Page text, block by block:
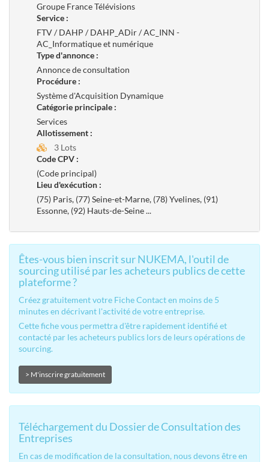
Groupe France Télévisions
Service :
FTV / DAHP / DAHP_ADir / AC_INN -
AC_Informatique et numérique
Type d'annonce :
Annonce de consultation
Procédure :
Système d'Acquisition Dynamique
Catégorie principale :
Services
Allotissement :
3 Lots
Code CPV :
(Code principal)
Lieu d'exécution :
(75) Paris, (77) Seine-et-Marne, (78) Yvelines, (91)
Essonne, (92) Hauts-de-Seine...
Êtes-vous bien inscrit sur NUKEMA, l'outil de
sourcing utilisé par les acheteurs publics de cette
plateforme ?
Créez gratuitement votre Fiche Contact en moins de 5
minutes en décrivant l'activité de votre entreprise.
Cette fiche vous permettra d'être rapidement identifié et
contacté par les acheteurs publics lors de leurs opérations de
sourcing.
> M'inscrire gratuitement
Téléchargement du Dossier de Consultation des
Entreprises
En cas de modification de la consultation, nous devons être en